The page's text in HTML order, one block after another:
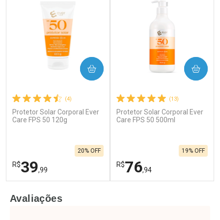
(4)
Protetor Solar Corporal Ever
Care FPS 50 120g
R$39,99
20% OFF
COMPRAR
(13)
Protetor Solar Corporal Ever
Care FPS 50 500ml
R$76,94
19% OFF
COMPRAR
Avaliações